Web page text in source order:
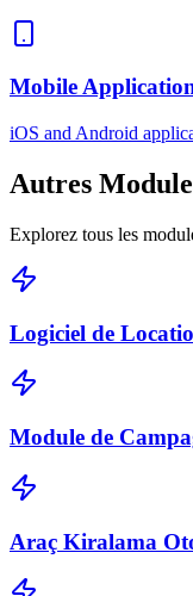
Mobile
iOS and Android
Autres
Explorez tous les
Logiciel de
Module de
Araç Kiralama